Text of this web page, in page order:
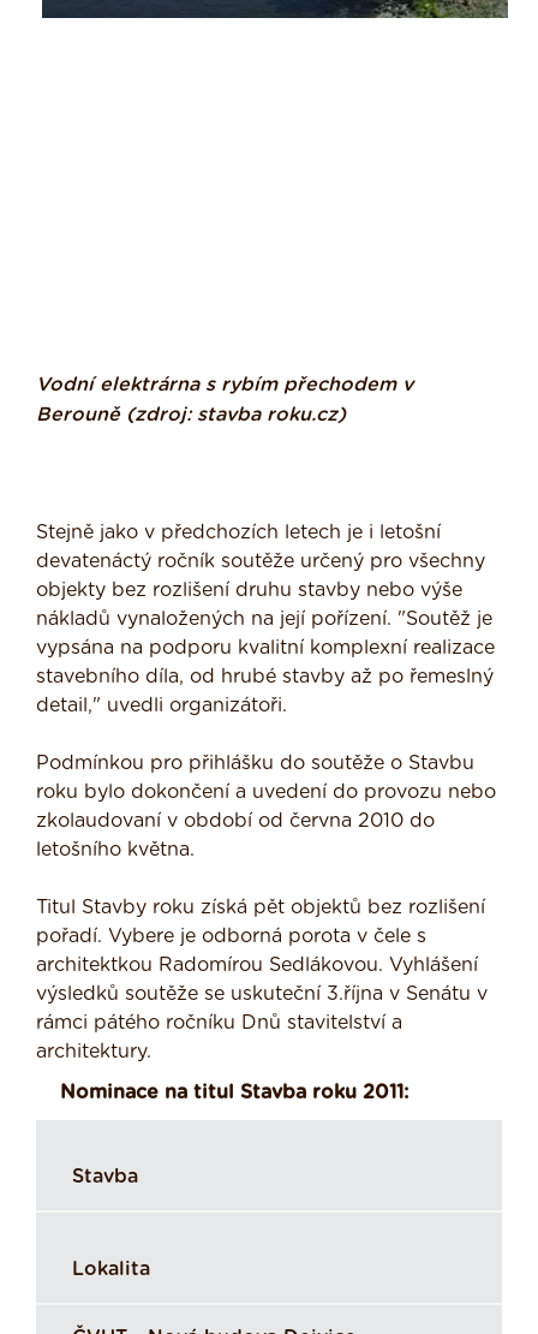
Vodní elektrárna s rybím přechodem v
Berouně (zdroj: stavba roku.cz)
Stejně jako v předchozích letech je i letošní
devatenáctý ročník soutěže určený pro všechny
objekty bez rozlišení druhu stavby nebo výše
nákladů vynaložených na její pořízení. "Soutěž je
vypsána na podporu kvalitní komplexní realizace
stavebního díla, od hrubé stavby až po řemeslný
detail," uvedli organizátoři.
Podmínkou pro přihlášku do soutěže o Stavbu
roku bylo dokončení a uvedení do provozu nebo
zkolaudovaní v období od června 2010 do
letošního května.
Titul Stavby roku získá pět objektů bez rozlišení
pořadí. Vybere je odborná porota v čele s
architektkou Radomírou Sedlákovou. Vyhlášení
výsledků soutěže se uskuteční 3.října v Senátu v
rámci pátého ročníku Dnů stavitelství a
architektury.
Nominace na titul Stavba roku 2011:
Stavba
Lokalita